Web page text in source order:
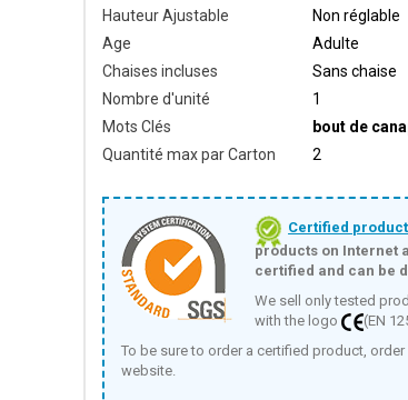
Hauteur Ajustable
Non réglable
Age
Adulte
Chaises incluses
Sans chaise
Nombre d'unité
1
Mots Clés
bout de
Quantité max par Carton
2
Certified
products on Internet
certified and can be
We sell only tested
with the logo
(EN
To be sure to order a certified product,
website.